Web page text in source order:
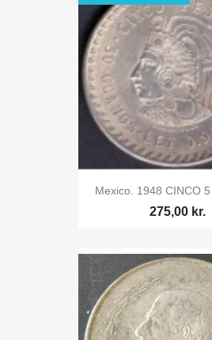
Mexico. 1948 CINCO 5
275,00 kr.